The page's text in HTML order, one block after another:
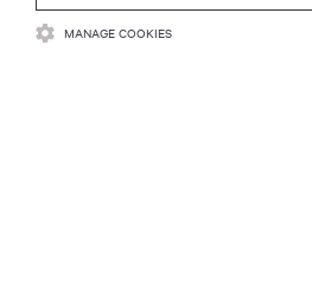
MANAGE COOKIES